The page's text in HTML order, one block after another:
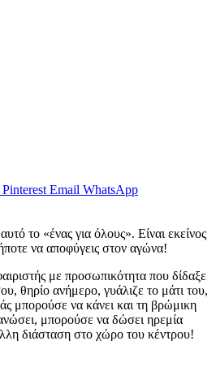
Pinterest Email WhatsApp
το «ένας για όλους». Είναι εκείνος
να αποφύγεις στον αγώνα!
με προσωπικότητα που δίδαξε
θηρίο ανήμερο, γυάλιζε το μάτι του,
μπορούσε να κάνει και τη βρώμικη
μπορούσε να δώσει ηρεμία
διάσταση στο χώρο του κέντρου!